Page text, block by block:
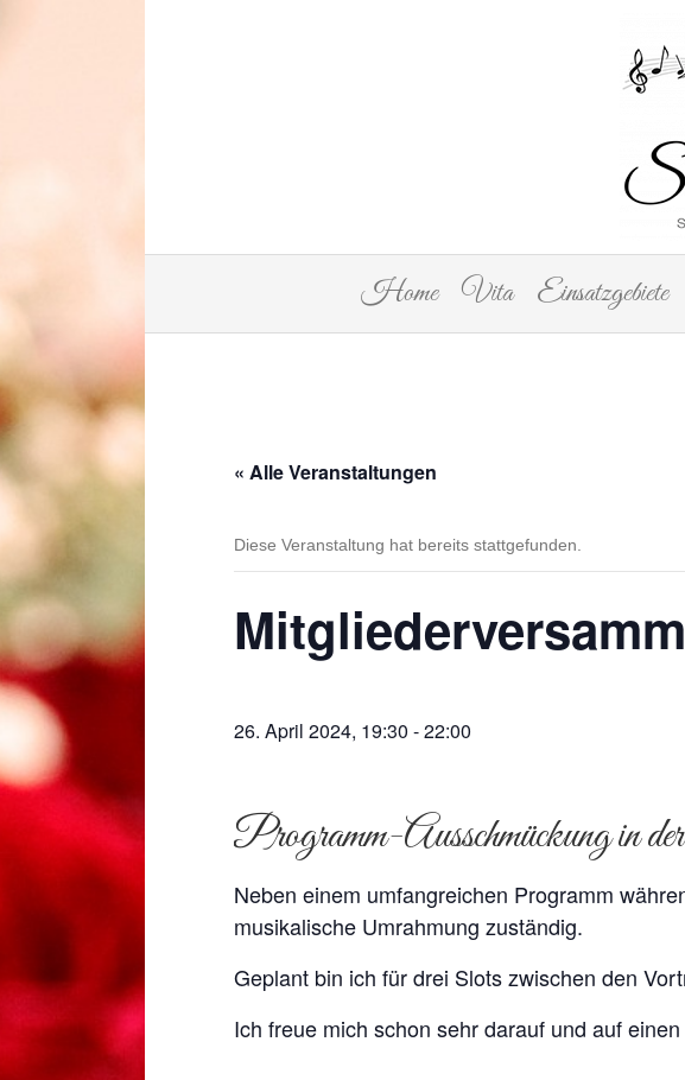
Home Vita Einsatzgebiete
« Alle Veranstaltungen
Diese Veranstaltung hat bereits stattgefunden.
26. April 2024, 19:30 -22:00
Programm-Ausschmückung
Neben einem umfangreichen Programm
musikalische Umrahmung zuständig.
Geplant bin ich für drei Slots zwischen den
Ich freue mich schon sehr darauf und auf